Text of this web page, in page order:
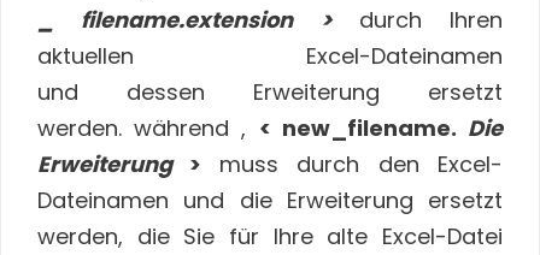
_ filename.extension > durch Ihren
aktuellen Excel-Dateinamen
und dessen Erweiterung ersetzt
werden. während , < new_filename. Die
Erweiterung > muss durch den Excel-
Dateinamen und die Erweiterung ersetzt
werden, die Sie für Ihre alte Excel-Datei